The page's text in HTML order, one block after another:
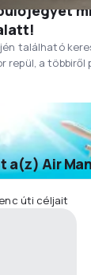
található
repül, a többiről
a(z) Air
úti céljait